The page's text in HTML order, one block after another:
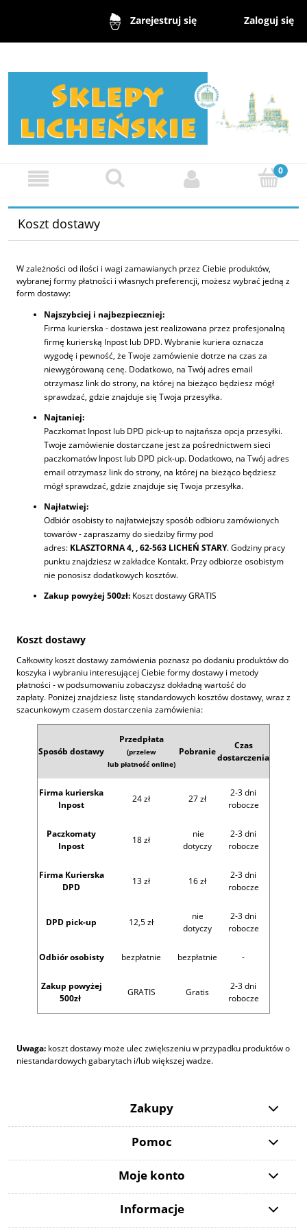
Zarejestruj się Zaloguj się
Koszt dostawy
W zależności od ilości i wagi zamawianych przez Ciebie produktów,
wybranej formy płatności i własnych preferencji, możesz wybrać jedną z
form dostawy:
Najszybciej i najbezpieczniej:
Firma kurierska - dostawa jest realizowana przez profesjonalną
firmę kurierską Inpost lub DPD. Wybranie kuriera oznacza
wygodę i pewność, że Twoje zamówienie dotrze na czas za
niewygórowaną cenę. Dodatkowo, na Twój adres email
otrzymasz link do strony, na której na bieżąco będziesz mógł
sprawdzać, gdzie znajduje się Twoja przesyłka.
Najtaniej:
Paczkomat Inpost lub DPD pick-up to najtańsza opcja przesyłki.
Twoje zamówienie dostarczane jest za pośrednictwem sieci
paczkomatów Inpost lub DPD pick-up. Dodatkowo, na Twój adres
email otrzymasz link do strony, na której na bieżąco będziesz
mógł sprawdzać, gdzie znajduje się Twoja przesyłka.
Najłatwiej:
Odbiór osobisty ­to najłatwiejszy sposób odbioru zamówionych
towarów - zapraszamy do siedziby firmy pod
adres: KLASZTORNA 4, , 62-563 LICHEŃ STARY. Godziny pracy
punktu znajdziesz w zakładce Kontakt. Przy odbiorze osobistym
nie ponosisz dodatkowych kosztów.
Zakup powyżej 500zł: Koszt dostawy GRATIS
Koszt dostawy
Całkowity koszt dostawy zamówienia poznasz po dodaniu produktów do
koszyka i wybraniu interesującej Ciebie formy dostawy i metody
płatności - w podsumowaniu zobaczysz dokładną wartość do
zapłaty. Poniżej znajdziesz listę standardowych kosztów dostawy, wraz z
szacunkowym czasem dostarczenia zamówienia:
Sposób dostawy
Przedpłata
(przelew
lub płatność online)
Pobranie
Czas
dostarczenia
Firma kurierska
Inpost
24 zł 27 zł
2-3 dni
robocze
Paczkomaty
Inpost
18 zł
nie
dotyczy
2-3 dni
robocze
Firma Kurierska
DPD
13 zł 16 zł
2-3 dni
robocze
DPD pick-up 12,5 zł
nie
dotyczy
2-3 dni
robocze
Odbiór osobisty bezpłatnie bezpłatnie -
Zakup powyżej
500zł
GRATIS Gratis
2-3 dni
robocze
Uwaga: koszt dostawy może ulec zwiększeniu w przypadku produktów o
niestandardowych gabarytach i/lub większej wadze.
Zakupy
Pomoc
Moje konto
Informacje